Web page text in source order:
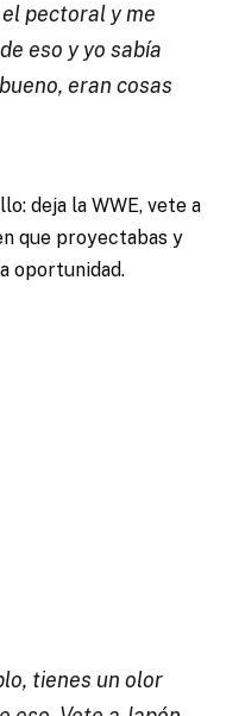
pectoral y me
eso y yo sabía
eran cosas
deja la WWE, vete a
que proyectabas y
oportunidad.
tienes un olor